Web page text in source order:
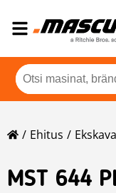
Ehitus
MST 644